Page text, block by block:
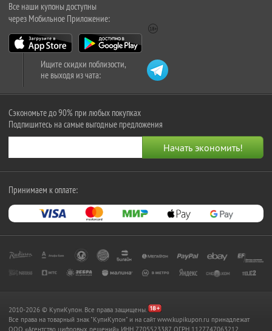
Все наши купоны доступны
через Мобильное Приложение:
Ищите скидки поблизости,
не выходя из чата:
Сэкономьте до 90% при любых покупках
Подпишитесь на самые выгодные предложения
Принимаем к оплате:
2010-2026 © КупиКупон. Все права защищены.
Все права на товарный знак "КупиКупон" и на сайт www.kupikupon.ru принадлежат
OOO «Агентство цифровых решений» ИНН 7705523387, ОГРН 1127747063212